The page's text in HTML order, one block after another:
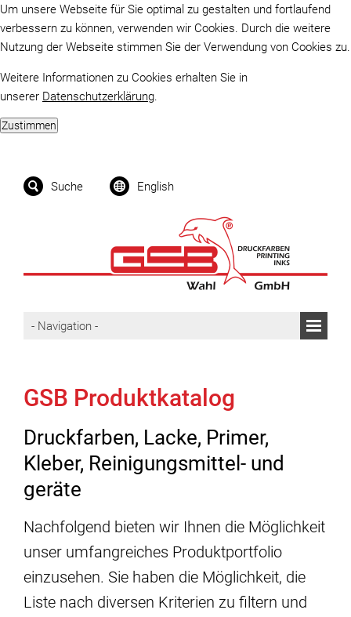
Um unsere Webseite für Sie optimal zu gestalten und fortlaufend
verbessern zu können, verwenden wir Cookies. Durch die weitere
Nutzung der Webseite stimmen Sie der Verwendung von Cookies zu.
Weitere Informationen zu Cookies erhalten Sie in
unserer Datenschutzerklärung.
Suche English
GSB Produktkatalog
Druckfarben, Lacke, Primer,
Kleber, Reinigungsmittel- und
geräte
Nachfolgend bieten wir Ihnen die Möglichkeit
unser umfangreiches Produktportfolio
einzusehen. Sie haben die Möglichkeit, die
Liste nach diversen Kriterien zu filtern und